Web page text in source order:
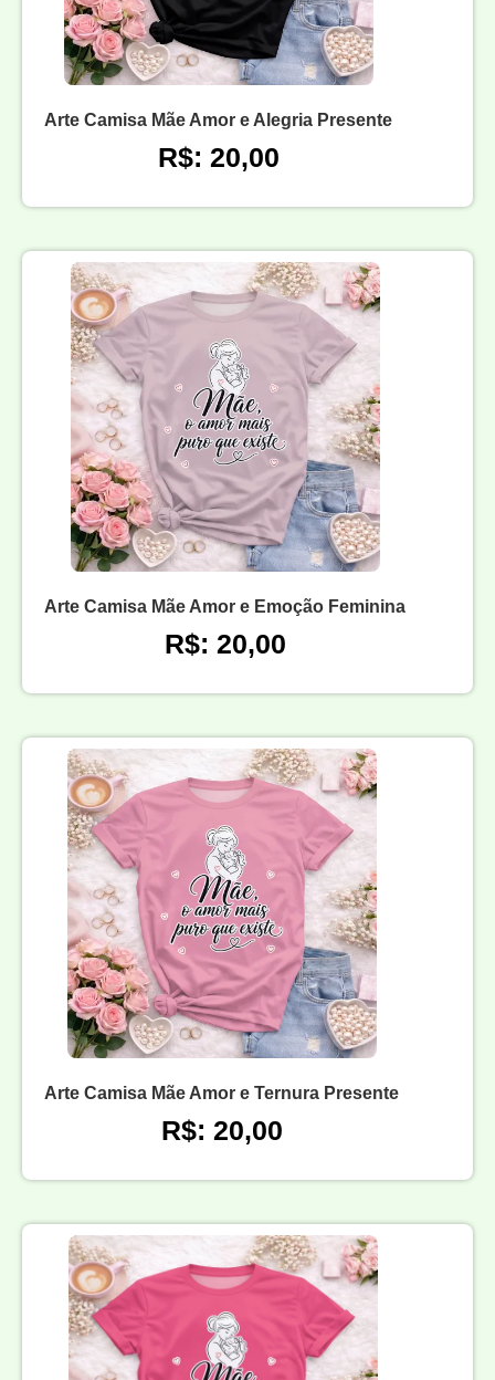
Arte Camisa Mãe Amor e Alegria Presente
R$: 20,00
Arte Camisa Mãe Amor e Emoção Feminina
R$: 20,00
Arte Camisa Mãe Amor e Ternura Presente
R$: 20,00